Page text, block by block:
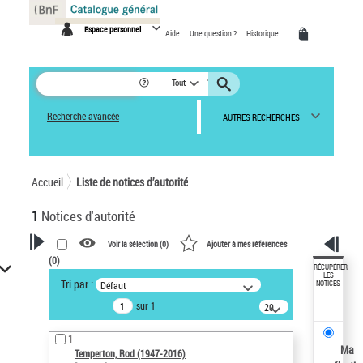
Espace personnel Aide Une question ? Historique
Tout
Recherche avancée AUTRES RECHERCHES
Accueil Liste de notices d’autorité
1 Notices d'autorité
VOTRE RECHERCHE
Recherche avancée dans les
notices d’autorité
Œuvres liées à l'auteur :
Temperton, Rod (1947-2016)
Voir la sélection (0) Ajouter à mes références
(0)
Tri par : Défaut
sur 1
20
résultats/page
1
Temperton, Rod (1947-2016)
RÉCUPÉRER
LES
NOTICES
Ma
Panneau de gestion des cookies